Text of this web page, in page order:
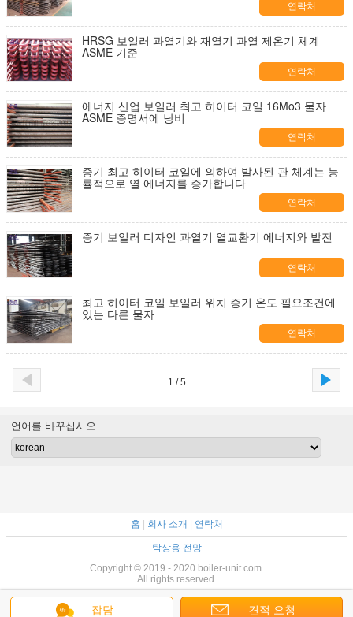
연락처
HRSG 보일러 과열기와 재열기 과열 제온기 체계
ASME 기준
연락처
에너지 산업 보일러 최고 히이터 코일 16Mo3 물자
ASME 증명서에 낭비
연락처
증기 최고 히이터 코일에 의하여 발사된 관 체계는 능
률적으로 열 에너지를 증가합니다
연락처
증기 보일러 디자인 과열기 열교환기 에너지와 발전
연락처
최고 히이터 코일 보일러 위치 증기 온도 필요조건에
있는 다른 물자
연락처
1 / 5
잡담 견적 요청
언어를 바꾸십시오
홈 회사 소개 연락처
탁상용 전망
Copyright © 2019 - 2020 boiler-unit.com.
All rights reserved.